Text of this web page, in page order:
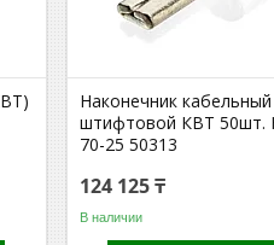
Наконечник кабельный
штифтовой КВТ
70-25 50313
124 125 ₸
В наличии